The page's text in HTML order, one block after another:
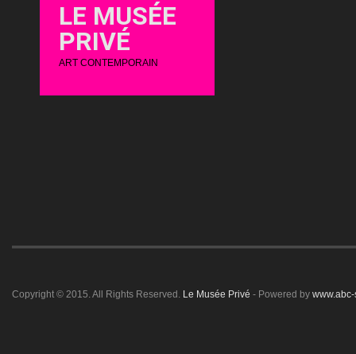
LE MUSÉE
PRIVÉ
ART CONTEMPORAIN
Copyright © 2015. All Rights Reserved. Le Musée Privé - Powered by